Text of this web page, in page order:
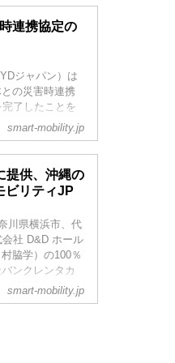
連携協定の
ジャパン）は
の災害時連携
了したことを
smart-mobility.jp
提供、沖縄の
ビリティJP
川県横浜市、代
社 D&D ホール
脇学）の100％
ンクレンタカ
計130台のドル
営のもと、レン
smart-mobility.jp